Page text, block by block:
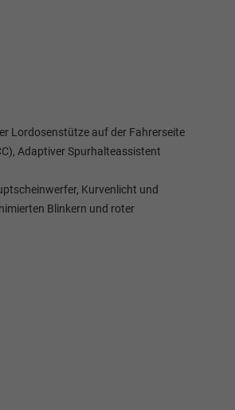
Lordosenstütze auf der Fahrerseite
Adaptiver Spurhalteassistent
Kurvenlicht und
Blinkern und roter